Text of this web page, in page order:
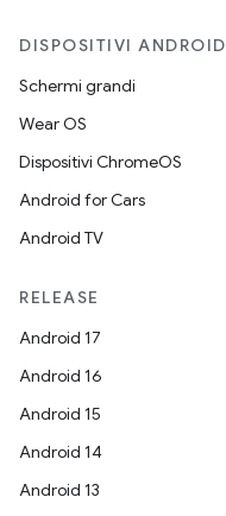
DISPOSITIVI ANDROID
Schermi grandi
Wear OS
Dispositivi ChromeOS
Android for Cars
Android TV
RELEASE
Android 17
Android 16
Android 15
Android 14
Android 13